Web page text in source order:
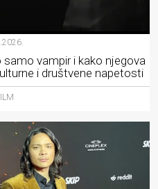
vampir i kako njegova
i društvene napetosti